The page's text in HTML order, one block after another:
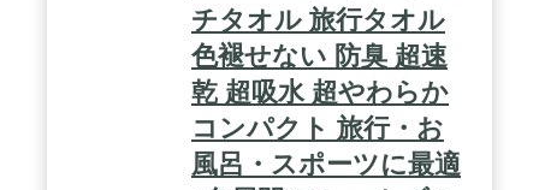
チタオル 旅行タオル
色褪せない 防臭 超速
乾 超吸水 超やわらか
コンパクト 旅行・お
風呂・スポーツに最適